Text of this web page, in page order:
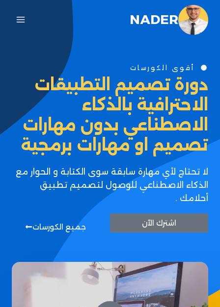
NADER
أقوى الكورسات
دورة تصميم التطبيقات
الاحترافية بالذكاء
الاصطناعي بدون مهارات
تصميم او مهارات برمجية
لا تحتاج لأي مهارة سابقة سوى الكتابة و الحوار مع
الذكاء الاصطناعي للوصول لتصميم تطبيق
أحلامك .
اشترك الآن جميع الكورسات